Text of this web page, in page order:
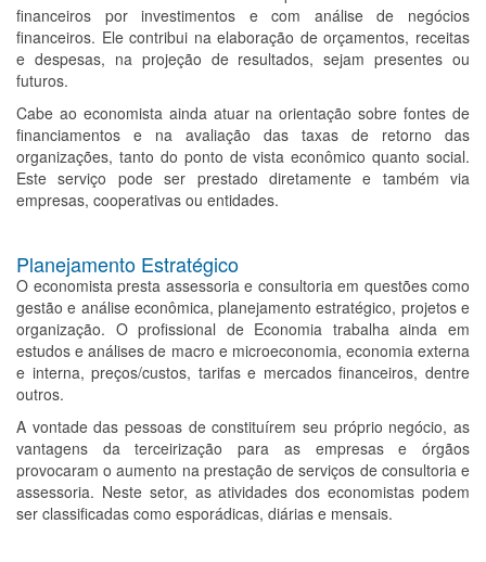
financeiros por investimentos e com análise de negócios
financeiros. Ele contribui na elaboração de orçamentos, receitas
e despesas, na projeção de resultados, sejam presentes ou
futuros.
Cabe ao economista ainda atuar na orientação sobre fontes de
financiamentos e na avaliação das taxas de retorno das
organizações, tanto do ponto de vista econômico quanto social.
Este serviço pode ser prestado diretamente e também via
empresas, cooperativas ou entidades.
Planejamento Estratégico
O economista presta assessoria e consultoria em questões como
gestão e análise econômica, planejamento estratégico, projetos e
organização. O profissional de Economia trabalha ainda em
estudos e análises de macro e microeconomia, economia externa
e interna, preços/custos, tarifas e mercados financeiros, dentre
outros.
A vontade das pessoas de constituírem seu próprio negócio, as
vantagens da terceirização para as empresas e órgãos
provocaram o aumento na prestação de serviços de consultoria e
assessoria. Neste setor, as atividades dos economistas podem
ser classificadas como esporádicas, diárias e mensais.